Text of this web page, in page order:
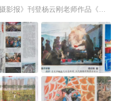
刊登一：2025年10月10日《中国摄影报》刊登杨云刚老师作品《传承》